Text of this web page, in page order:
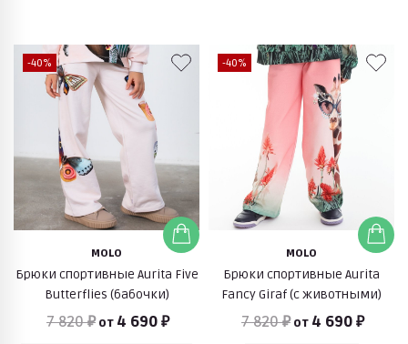
-40%
MOLO
Брюки спортивные Aurita Five
Butterflies (бабочки)
7 820 ₽ от 4 690 ₽
-40%
MOLO
Брюки спортивные Aurita
Fancy Giraf (с животными)
7 820 ₽ от 4 690 ₽